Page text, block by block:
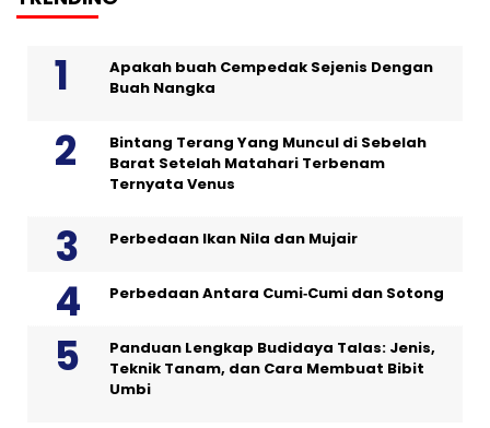
Apakah buah Cempedak Sejenis Dengan
Buah Nangka
Bintang Terang Yang Muncul di Sebelah
Barat Setelah Matahari Terbenam
Ternyata Venus
Perbedaan Ikan Nila dan Mujair
Perbedaan Antara Cumi‑Cumi dan Sotong
Panduan Lengkap Budidaya Talas: Jenis,
Teknik Tanam, dan Cara Membuat Bibit
Umbi